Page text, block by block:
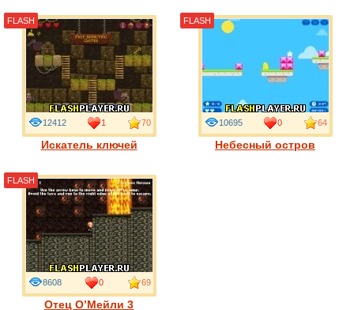
Искатель ключей
12412 1 70
FLASH
Небесный остров
10695 0 64
FLASH
Отец О’Мейли 3
8608 0 69
FLASH